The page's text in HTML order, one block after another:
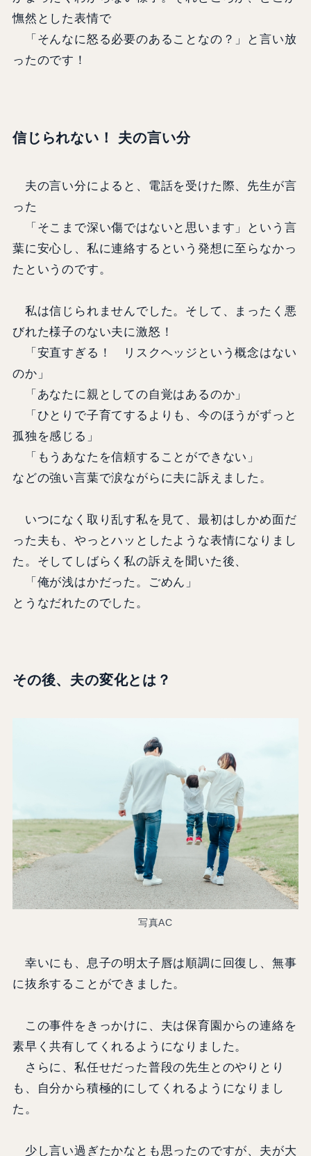
憮然とした表情で
「そんなに怒る必要のあることなの？」と言い放
ったのです！
信じられない！ 夫の言い分
夫の言い分によると、電話を受けた際、先生が言
った
「そこまで深い傷ではないと思います」という言
葉に安心し、私に連絡するという発想に至らなかっ
たというのです。
私は信じられませんでした。そして、まったく悪
びれた様子のない夫に激怒！
「安直すぎる！ リスクヘッジという概念はない
のか」
「あなたに親としての自覚はあるのか」
「ひとりで子育てするよりも、今のほうがずっと
孤独を感じる」
「もうあなたを信頼することができない」
などの強い言葉で涙ながらに夫に訴えました。
いつになく取り乱す私を見て、最初はしかめ面だ
った夫も、やっとハッとしたような表情になりまし
た。そしてしばらく私の訴えを聞いた後、
「俺が浅はかだった。ごめん」
とうなだれたのでした。
その後、夫の変化とは？
写真AC
幸いにも、息子の明太子唇は順調に回復し、無事
に抜糸することができました。
この事件をきっかけに、夫は保育園からの連絡を
素早く共有してくれるようになりました。
さらに、私任せだった普段の先生とのやりとり
も、自分から積極的にしてくれるようになりまし
た。
少し言い過ぎたかなとも思ったのですが、夫が大